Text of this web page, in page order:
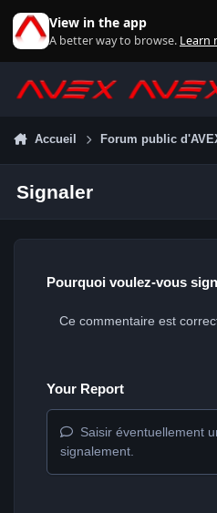
View in the app
A better way to browse. Learn
Accueil Forum public
Signaler
Pourquoi voulez-vous
Your Report
Saisir éventuellement
signalement.